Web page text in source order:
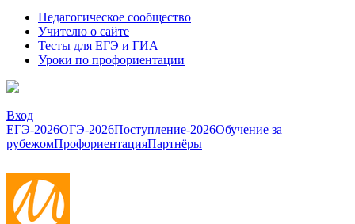
Педагогическое сообщество
Учителю о сайте
Тесты для ЕГЭ и ГИА
Уроки по профориентации
Вход
ЕГЭ-2026ОГЭ-2026Поступление-2026Обучение за
рубежомПрофориентацияПартнёры